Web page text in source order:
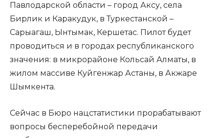
Павлодарской области – город Аксу, села
Бирлик и Каракудук, в Туркестанской –
Сарыагаш, Ынтымак, Кершетас. Пилот будет
проводиться и в городах республиканского
значения: в микрорайоне Кольсай Алматы, в
жилом массиве Куйгенжар Астаны, в Акжаре
Шымкента.
Сейчас в Бюро нацстатистики прорабатывают
вопросы бесперебойной передачи